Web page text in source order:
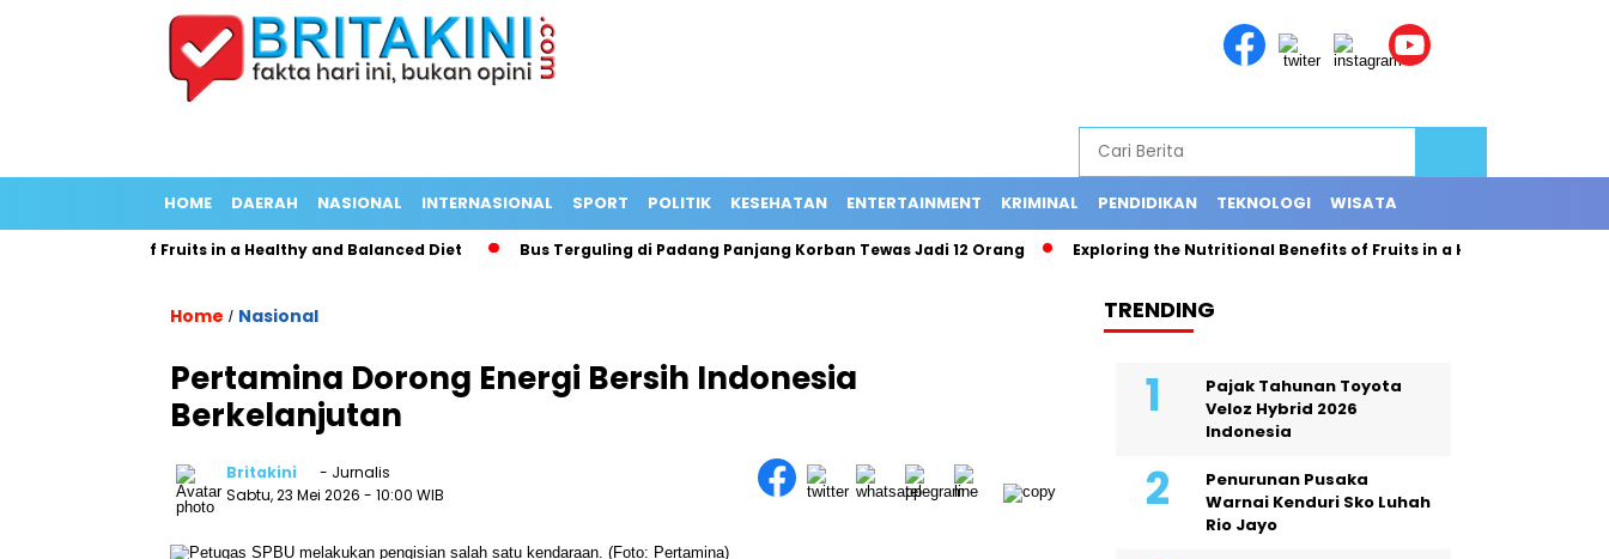
HOME DAERAH NASIONAL INTERNASIONAL SPORT POLITIK KESEHATAN ENTERTAINMENT KRIMINAL PENDIDIKAN TEKNOLOGI WISATA
Benefits of Fruits in a Healthy and Balanced Diet Bus Terguling di Padang Panjang Korban Tewas Jadi 12 Orang Exploring the Nutritional Benefits of Fruits in a Healthy and Balanced
Home / Nasional
Pertamina Dorong Energi Bersih Indonesia
Berkelanjutan
Britakini
- Jurnalis
Sabtu, 23 Mei 2026 - 10:00 WIB
TRENDING
Pajak Tahunan Toyota
Veloz Hybrid 2026
Indonesia
Penurunan Pusaka
Warnai Kenduri Sko Luhah
Rio Jayo